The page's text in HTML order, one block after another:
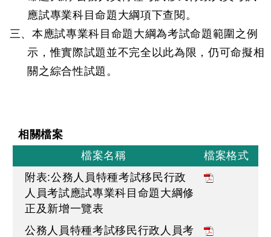
應試專業科目命題大綱項下查閱。
三、本應試專業科目命題大綱為考試命題範圍之例
示，惟實際試題並不完全以此為限，仍可命擬相
關之綜合性試題。
相關檔案
檔案名稱
檔案格式
附表:公務人員特種考試移民行政
人員考試應試專業科目命題大綱修
正及新增一覽表
公務人員特種考試移民行政人員考